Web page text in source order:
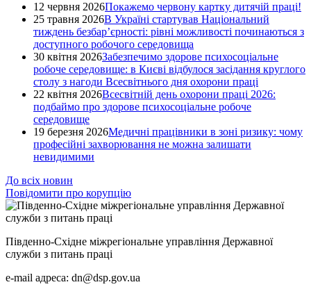
12 червня 2026Покажемо червону картку дитячій праці!
25 травня 2026В Україні стартував Національний
тиждень безбар’єрності: рівні можливості починаються з
доступного робочого середовища
30 квітня 2026Забезпечимо здорове психосоціальне
робоче середовище: в Києві відбулося засідання круглого
столу з нагоди Всесвітнього дня охорони праці
22 квітня 2026Всесвітній день охорони праці 2026:
подбаймо про здорове психосоціальне робоче
середовище
19 березня 2026Медичні працівники в зоні ризику: чому
професійні захворювання не можна залишати
невидимими
До всіх новин
Повідомити про корупцію
Південно-Східне міжрегіональне управління Державної
служби з питань праці
e-mail адреса: dn@dsp.gov.ua